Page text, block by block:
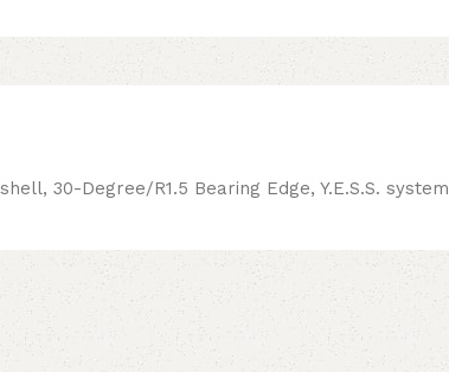
30-Degree/R1.5 Bearing Edge, Y.E.S.S. system